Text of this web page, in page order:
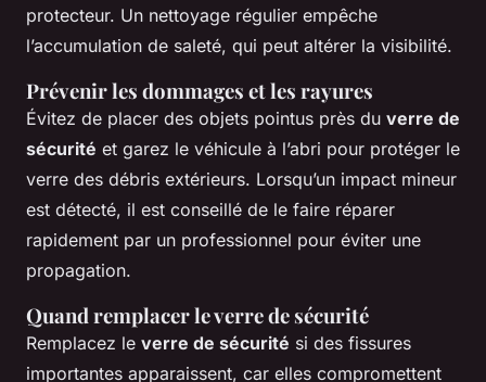
protecteur. Un nettoyage régulier empêche
l’accumulation de saleté, qui peut altérer la visibilité.
Prévenir les dommages et les rayures
Évitez de placer des objets pointus près du verre de
sécurité et garez le véhicule à l’abri pour protéger le
verre des débris extérieurs. Lorsqu’un impact mineur
est détecté, il est conseillé de le faire réparer
rapidement par un professionnel pour éviter une
propagation.
Quand remplacer le verre de sécurité
Remplacez le verre de sécurité si des fissures
importantes apparaissent, car elles compromettent